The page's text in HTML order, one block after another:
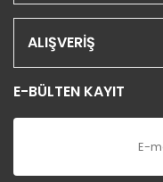
ALIŞVERİŞ
E-BÜLTEN KAYIT